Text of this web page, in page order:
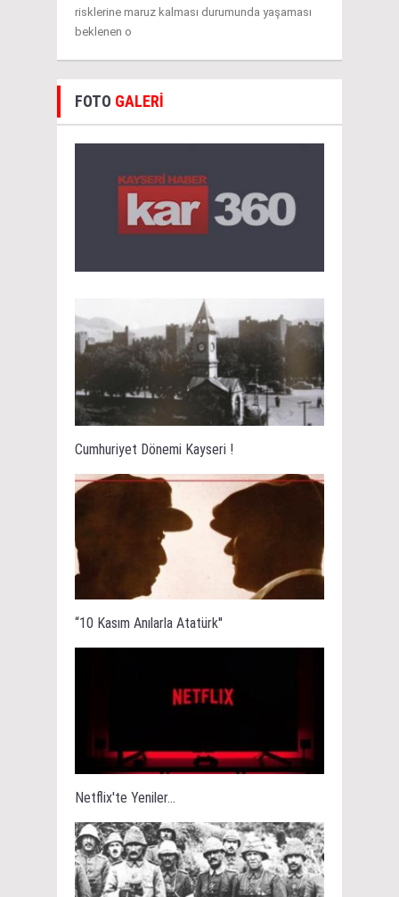
risklerine maruz kalması durumunda yaşaması
beklenen o
FOTO GALERİ
Cumhuriyet Dönemi Kayseri !
“10 Kasım Anılarla Atatürk''
Netflix'te Yeniler...